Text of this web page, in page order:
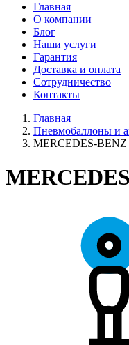
Главная
О компании
Блог
Наши услуги
Гарантия
Доставка и оплата
Сотрудничество
Контакты
Главная
Пневмобаллоны и
MERCEDES-BENZ